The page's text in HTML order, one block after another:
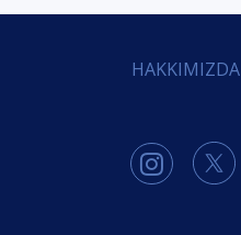
HAKKIMIZDA